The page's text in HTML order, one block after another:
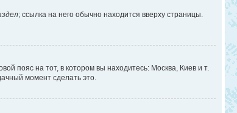
; ссылка на него обычно находится вверху страницы.
пояс на тот, в котором вы находитесь: Москва, Киев и т.
момент сделать это.